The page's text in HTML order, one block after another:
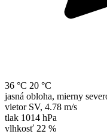
36 °C 20 °C
jasná obloha, mierny
vietor SV, 4.78 m/s
tlak 1014 hPa
vlhkosť 22 %